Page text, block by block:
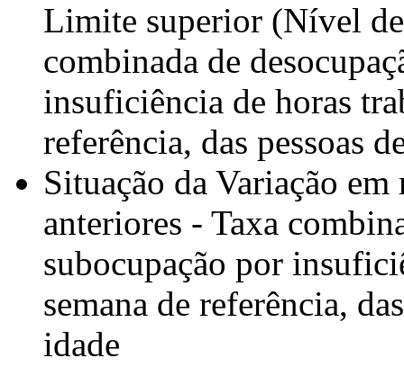
Limite superior (Nível
combinada de
insuficiência de horas
referência, das pessoas
Situação da Variação
anteriores - Taxa
subocupação por
semana de referência,
idade